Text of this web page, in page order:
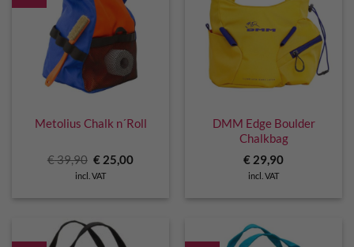
Metolius Chalk n´Roll
€39,90 Original
price
was:
€ 25,00Current
incl. VAT
DMM Edge Boulder
Chalkbag
€ 29,90
incl. VAT